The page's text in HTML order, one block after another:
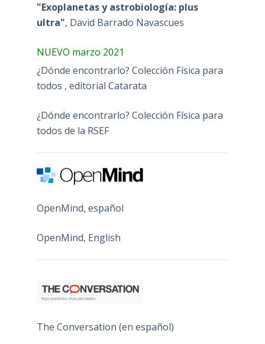
"Exoplanetas y astrobiología: plus
ultra", David Barrado Navascues
NUEVO marzo 2021
¿Dónde encontrarlo? Colección Física para
todos , editorial Catarata
¿Dónde encontrarlo? Colección Física para
todos de la RSEF
OpenMind, español
OpenMind, English
The Conversation (en español)